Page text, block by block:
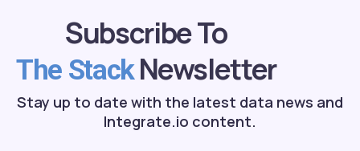
Subscribe To
The StackNewsletter
Stay up to date with the latest data news and
Integrate.io content.